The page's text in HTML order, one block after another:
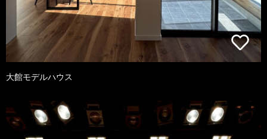
大館モデルハウス